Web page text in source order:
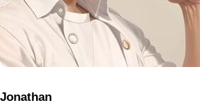
Jonathan